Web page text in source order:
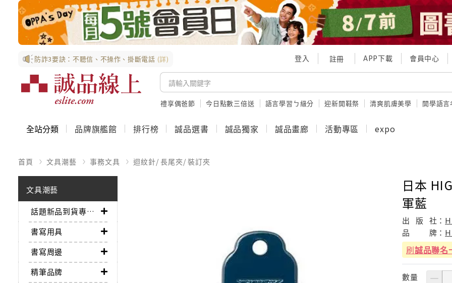
防詐3要訣：不聽信、不操作、掛斷電話 (詳) 登入 註冊 APP下載 會員中心
禮享偶爸節 今日點數三倍送 語言學習ㄅ級分 迎新開鞋祭 清爽肌膚美學 開學語
全站分類 品牌旗艦館 排行榜 誠品選書 誠品獨家 誠品畫廊 活動專區 expo
首頁 文具潮藝 事務文具 迴紋針/ 長尾夾/ 裝訂夾
文具潮藝
話題新品到貨專區➤
書寫用具
書寫周邊
精筆品牌
日本
軍藍
出 版 社：
品
牌：
刷誠品聯名
數量